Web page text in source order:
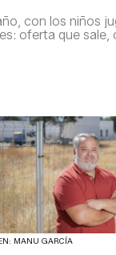
con los niños
oferta que sale,
MANU GARCÍA